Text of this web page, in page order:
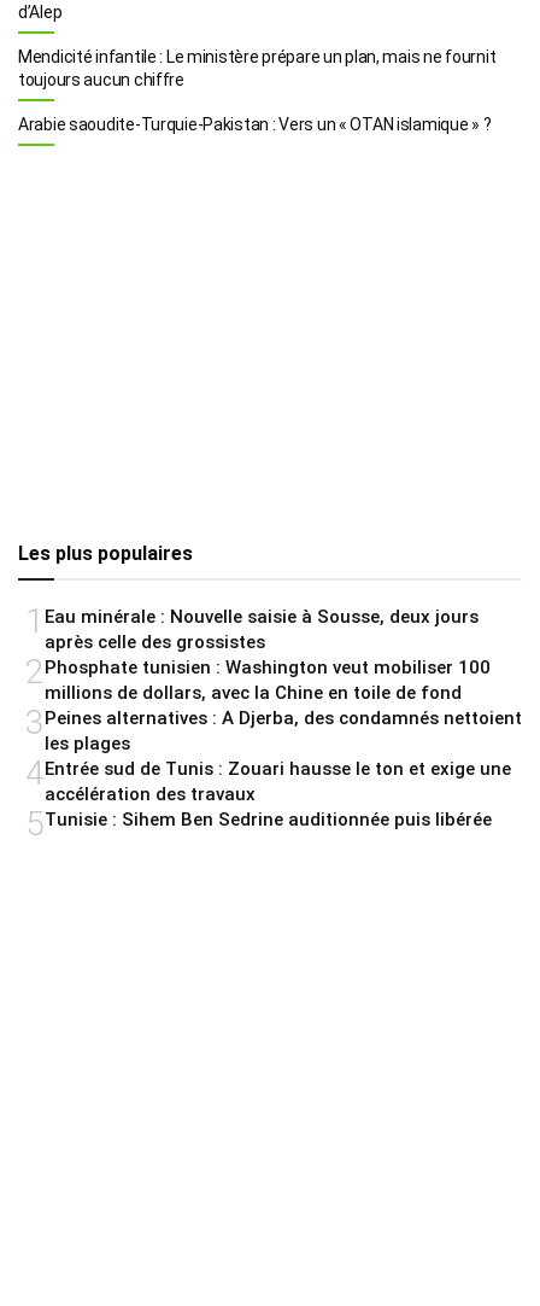
d’Alep
Mendicité infantile : Le ministère prépare un plan, mais ne fournit
toujours aucun chiffre
Arabie saoudite-Turquie-Pakistan : Vers un « OTAN islamique » ?
Les plus populaires
1 Eau minérale : Nouvelle saisie à Sousse, deux jours
après celle des grossistes
2 Phosphate tunisien : Washington veut mobiliser 100
millions de dollars, avec la Chine en toile de fond
3Peines alternatives : A Djerba, des condamnés nettoient
les plages
4Entrée sud de Tunis : Zouari hausse le ton et exige une
accélération des travaux
5Tunisie : Sihem Ben Sedrine auditionnée puis libérée